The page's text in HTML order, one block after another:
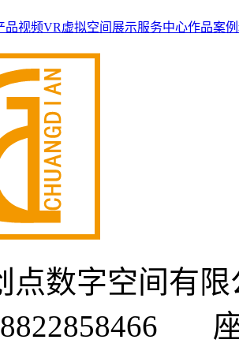
品视频VR虚拟空间展示服务中心作品案例
点数字空间有
座